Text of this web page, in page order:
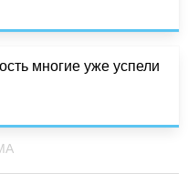
многие уже успели